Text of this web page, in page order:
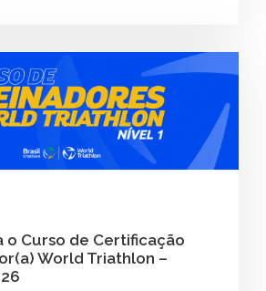
o Curso de Certificação
World Triathlon –